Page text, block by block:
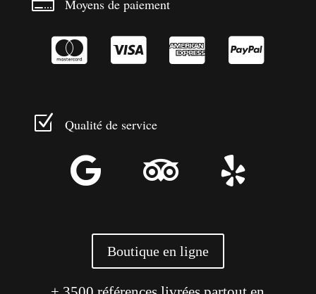
Moyens de paiement
   
Z Qualité de service
  
Boutique en ligne